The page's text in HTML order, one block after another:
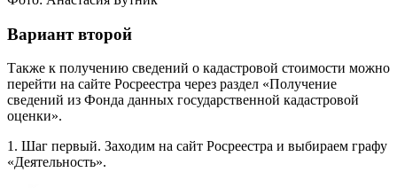
Вариант второй
Также к получению сведений о кадастровой стоимости можно
перейти на сайте Росреестра через раздел «Получение
сведений из Фонда данных государственной кадастровой
оценки».
1. Шаг первый. Заходим на сайт Росреестра и выбираем графу
«Деятельность».